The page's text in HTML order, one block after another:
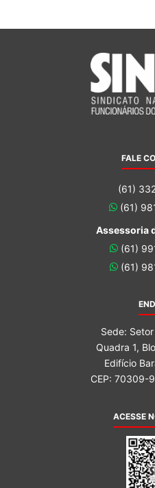
FALE
(61)
(61)
Assessoria
(61)
(61)
Sede:
Quadra 1,
Edifício
CEP: 70309-
ACESSE